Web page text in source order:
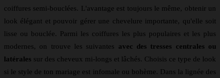
coiffures semi-bouclées. L'avantage est toujours le même, obtenir un
look élégant et pouvoir gérer une chevelure importante, qu'elle soit
lisse ou bouclée. Parmi les coiffures les plus populaires et les plus
modernes, on trouve les suivantes avec des tresses centrales ou
latérales sur des cheveux mi-longs et lâchés. Choisis ce type de look
si le style de ton mariage est infomale ou bohème. Dans la lignée des